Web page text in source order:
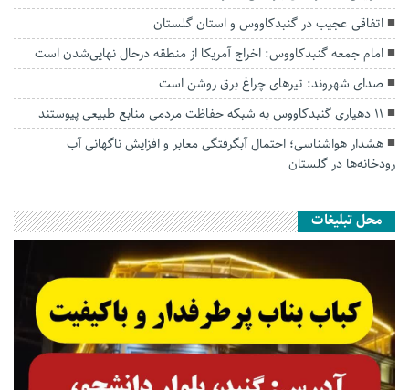
اتفاقی عجیب در‌ گنبدکاووس و استان گلستان
امام جمعه گنبدکاووس: اخراج آمریکا از منطقه درحال نهایی‌شدن است
صدای شهروند: تیرهای چراغ برق روشن است
۱۱ دهیاری گنبدکاووس به شبکه حفاظت مردمی منابع طبیعی پیوستند
هشدار هواشناسی؛ احتمال آبگرفتگی معابر و افزایش ناگهانی آب
رودخانه‌ها در گلستان
محل تبلیغات